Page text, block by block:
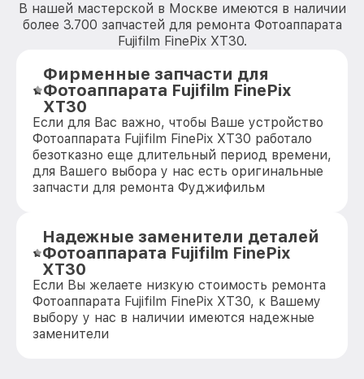
В нашей мастерской в Москве имеются в наличии
более 3.700 запчастей для ремонта Фотоаппарата
Fujifilm FinePix XT30.
Фирменные запчасти для
Фотоаппарата Fujifilm FinePix
XT30
Если для Вас важно, чтобы Ваше устройство
Фотоаппарата Fujifilm FinePix XT30 работало
безотказно еще длительный период времени,
для Вашего выбора у нас есть оригинальные
запчасти для ремонта Фуджифильм
Надежные заменители деталей
Фотоаппарата Fujifilm FinePix
XT30
Если Вы желаете низкую стоимость ремонта
Фотоаппарата Fujifilm FinePix XT30, к Вашему
выбору у нас в наличии имеются надежные
заменители